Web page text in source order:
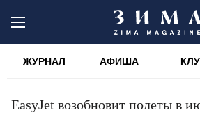
ЖУРНАЛ АФИША
EasyJet возобновит полеты в